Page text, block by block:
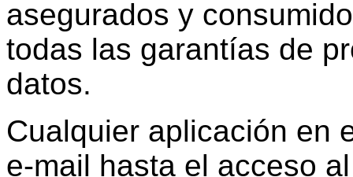
asegurados y
todas las garantías de
datos.
Cualquier aplicación en
e-mail hasta el acceso